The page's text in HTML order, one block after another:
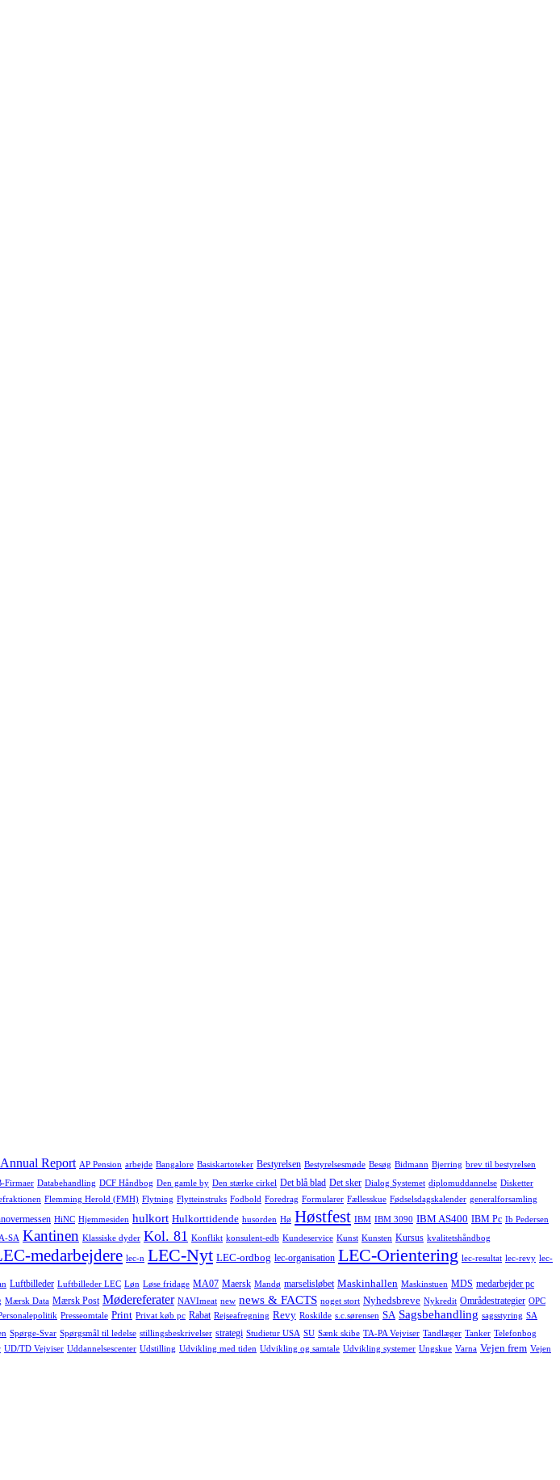
Annual Report AP Pension arbejde Bangalore Basiskartoteker Bestyrelsen Bestyrelsesmøde Besøg Bidmann Bjerring brev til bestyrelsen
Firmaer Databehandling DCF Håndbog Den gamle by Den stærke cirkel Det blå blad Det sker Dialog Systemet diplomuddannelse Disketter
Flemming Herold (FMH) Flytning Flytteinstruks Fodbold Foredrag Formularer Fællesskue Fødselsdagskalender generalforsamling
HiNC Hjemmesiden hulkort Hulkorttidende husorden Hø Høstfest IBM IBM 3090 IBM AS400 IBM Pc Ib Pedersen
SA Kantinen Klassiske dyder Kol. 81 Konflikt konsulent-edb Kundeservice Kunst Kunsten Kursus kvalitetshåndbog
medarbejdere lec-n LEC-Nyt LEC-ordbog lec-organisation LEC-Orientering lec-resultat lec-revy lec-
Luftbilleder Luftbilleder LEC Løn Løse fridage MA07 Maersk Mandø marselisløbet Maskinhallen Maskinstuen MDS medarbejder pc
Mærsk Data Mærsk Post Mødereferater NAVImeat new news & FACTS noget stort Nyhedsbreve Nykredit Områdestrategier OPC
Presseomtale Print Privat køb pc Rabat Rejseafregning Revy Roskilde s.c.sørensen SA Sagsbehandling sagsstyring SA
Spørge-Svar Spørgsmål til ledelse stillingsbeskrivelser strategi Studietur USA SU Sænk skibe TA-PA Vejviser Tandlæger Tanker Telefonbog
UD/TD Vejviser Uddannelsescenter Udstilling Udvikling med tiden Udvikling og samtale Udvikling systemer Ungskue Varna Vejen frem Vejen